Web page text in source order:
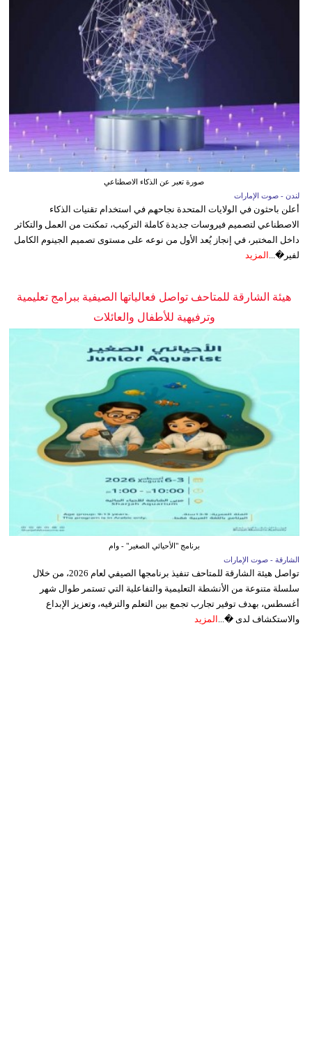
صورة تعبر عن الذكاء الاصطناعي
لندن - صوت الإمارات
أعلن باحثون في الولايات المتحدة نجاحهم في استخدام تقنيات الذكاء
الاصطناعي لتصميم فيروسات جديدة كاملة التركيب، تمكنت من العمل والتكاثر
داخل المختبر، في إنجاز يُعد الأول من نوعه على مستوى تصميم الجينوم الكامل
لفير�...
المزيد
هيئة الشارقة للمتاحف تواصل فعالياتها الصيفية ببرامج تعليمية
وترفيهية للأطفال والعائلات
برنامج "الأحيائي الصغير" - وام
الشارقة - صوت الإمارات
تواصل هيئة الشارقة للمتاحف تنفيذ برنامجها الصيفي لعام 2026، من خلال
سلسلة متنوعة من الأنشطة التعليمية والتفاعلية التي تستمر طوال شهر
أغسطس، بهدف توفير تجارب تجمع بين التعلم والترفيه، وتعزيز الإبداع
والاستكشاف لدى �... المزيد